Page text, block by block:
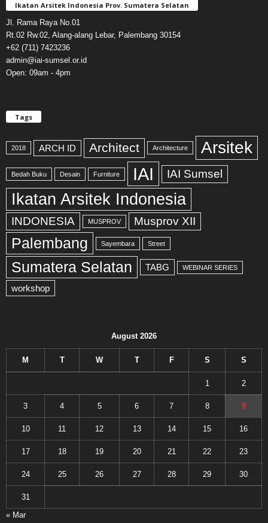
Ikatan Arsitek Indonesia Prov. Sumatera Selatan
Jl. Rama Raya No.01
Rt.02 Rw.02, Alang-alang Lebar, Palembang 30154
+62 (711) 7423236
admin@iai-sumsel.or.id
Open: 09am - 4pm
Tags
2018 ARCH ID Architect Architecture Arsitek
Bedah Buku Desain Furniture IAI IAI Sumsel
Ikatan Arsitek Indonesia
INDONESIA MUSPROV Musprov XII
Palembang Sayembara Street
Sumatera Selatan TABG WEBINAR SERIES
workshop
August 2026
M T W T F S S
1 2
3 4 5 6 7 8 9
10 11 12 13 14 15 16
17 18 19 20 21 22 23
24 25 26 27 28 29 30
31
« Mar